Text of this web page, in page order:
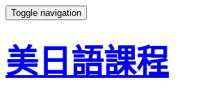
Toggle navigation
美日語課程